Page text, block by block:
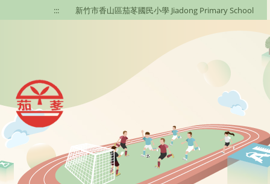
移至網頁之主要內容區位置
::: 新竹市香山區茄苳國民小學 Jiadong Primary School